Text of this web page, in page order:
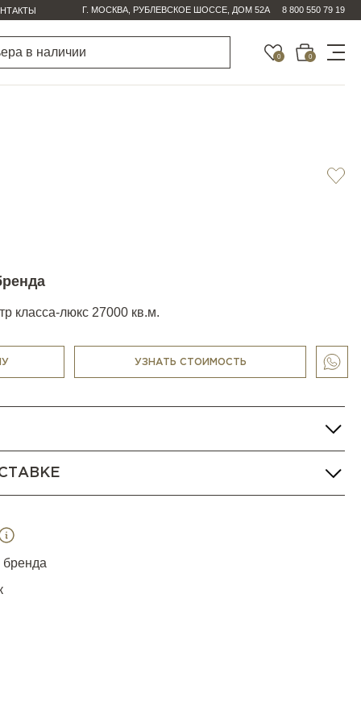
Г. МОСКВА, РУБЛЕВСКОЕ ШОССЕ, ДОМ 52А 8 800 550 79 19
0 0
класса-люкс 27000 кв.м.
УЗНАТЬ СТОИМОСТЬ
бренда